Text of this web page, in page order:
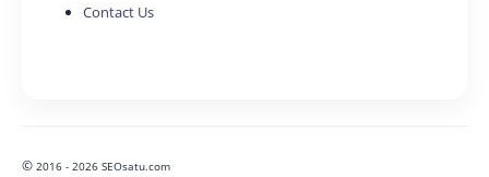
Contact Us
© 2016 - 2026 SEOsatu.com